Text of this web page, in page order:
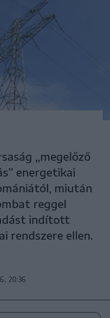
„megelőző
energetikai
miután
reggel
indított
rendszere ellen.
20:36